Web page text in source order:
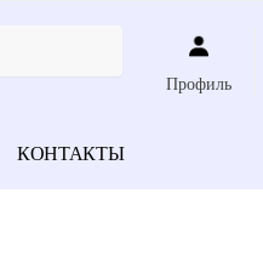
Профиль
КОНТАКТЫ